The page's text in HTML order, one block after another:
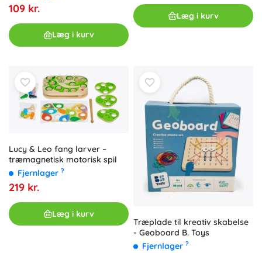
109 kr.
Læg i kurv
Læg i kurv
Lucy & Leo fang larver –
træmagnetisk motorisk spil
Fjernlager ?
219 kr.
Læg i kurv
Træplade til kreativ skabelse
- Geoboard B. Toys
Fjernlager ?